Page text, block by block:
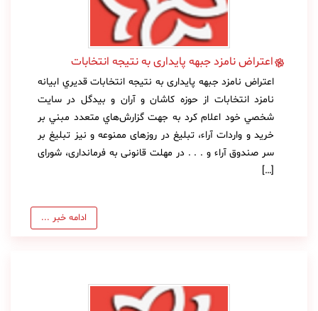
اعتراض نامزد جبهه پایداری به نتیجه انتخابات
اعتراض نامزد جبهه پایداری به نتیجه انتخابات قديري ابيانه
نامزد انتخابات از حوزه كاشان و آران و بيدگل در سايت
شخصي خود اعلام كرد به جهت گزارش‌هاي متعدد مبني بر
خريد و واردات آراء، تبلیغ در روزهای ممنوعه و نیز تبلیغ بر
سر صندوق آراء و . . . در مهلت قانونی به فرمانداری، شورای
[…]
ادامه خبر ...